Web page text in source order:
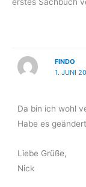
FINDO
1. JUNI
Da bin ich wohl
Habe es
Liebe Grüße,
Nick